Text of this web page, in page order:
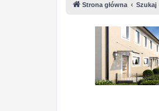
Strona główna Szukaj